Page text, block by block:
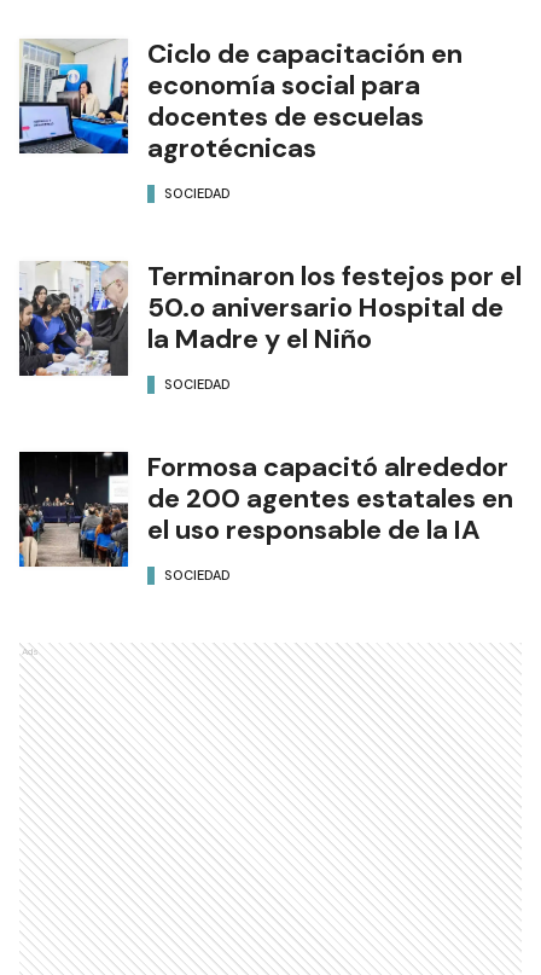
Ciclo de capacitación en
economía social para
docentes de escuelas
agrotécnicas
SOCIEDAD
Terminaron los festejos por el
50.o aniversario Hospital de
la Madre y el Niño
SOCIEDAD
Formosa capacitó alrededor
de 200 agentes estatales en
el uso responsable de la IA
SOCIEDAD
Ads